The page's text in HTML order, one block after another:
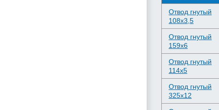
Отвод гнутый
108х3,5
Отвод гнутый
159х6
Отвод гнутый
114х5
Отвод гнутый
325х12